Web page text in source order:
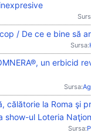
/ De ce e bine să
Sursa:
un erbicid
Sursa:
călătorie la Roma şi
show-ul Loteria
Sursa: